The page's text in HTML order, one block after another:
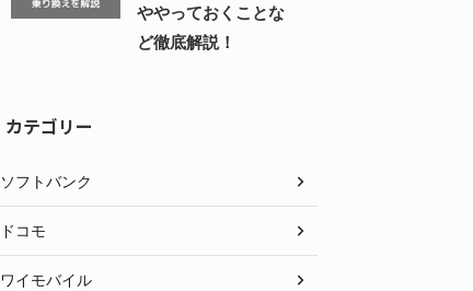
ややっておくことな
ど徹底解説！
カテゴリー
ソフトバンク
ドコモ
ワイモバイル